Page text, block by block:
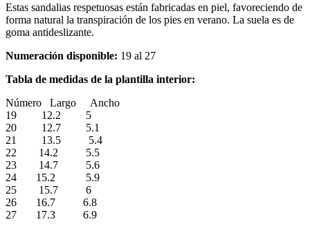
Estas sandalias respetuosas están fabricadas en piel, favoreciendo de
forma natural la transpiración de los pies en verano. La suela es de
goma antideslizante.
Numeración disponible: 19 al 27
Tabla de medidas de la plantilla interior:
Número Largo Ancho
19 12.2 5
20 12.7 5.1
21 13.5 5.4
22 14.2 5.5
23 14.7 5.6
24 15.2 5.9
25 15.7 6
26 16.7 6.8
27 17.3 6.9